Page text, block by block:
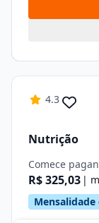
4.3
Nutrição
Comece
R$ 325,03 |